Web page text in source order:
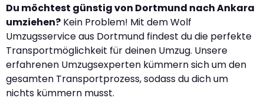
Du möchtest günstig von Dortmund nach Ankara
umziehen? Kein Problem! Mit dem Wolf
Umzugsservice aus Dortmund findest du die perfekte
Transportmöglichkeit für deinen Umzug. Unsere
erfahrenen Umzugsexperten kümmern sich um den
gesamten Transportprozess, sodass du dich um
nichts kümmern musst.